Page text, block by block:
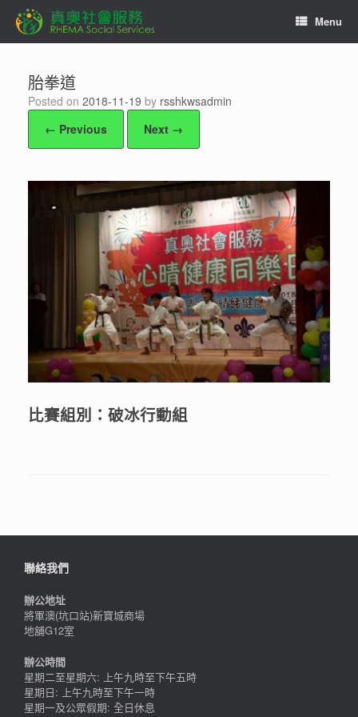
content
Menu
胎拳道
Posted on 2018-11-19 by rsshkwsadmin
← Previous
Next →
比賽組別：破冰行動組
聯絡我們
辦公地址
將軍澳(坑口站)新寶城商場
地舖G12室
辦公時間
星期二至星期六: 上午九時至下午五時
星期日: 上午九時至下午一時
星期一及公眾假期: 全日休息